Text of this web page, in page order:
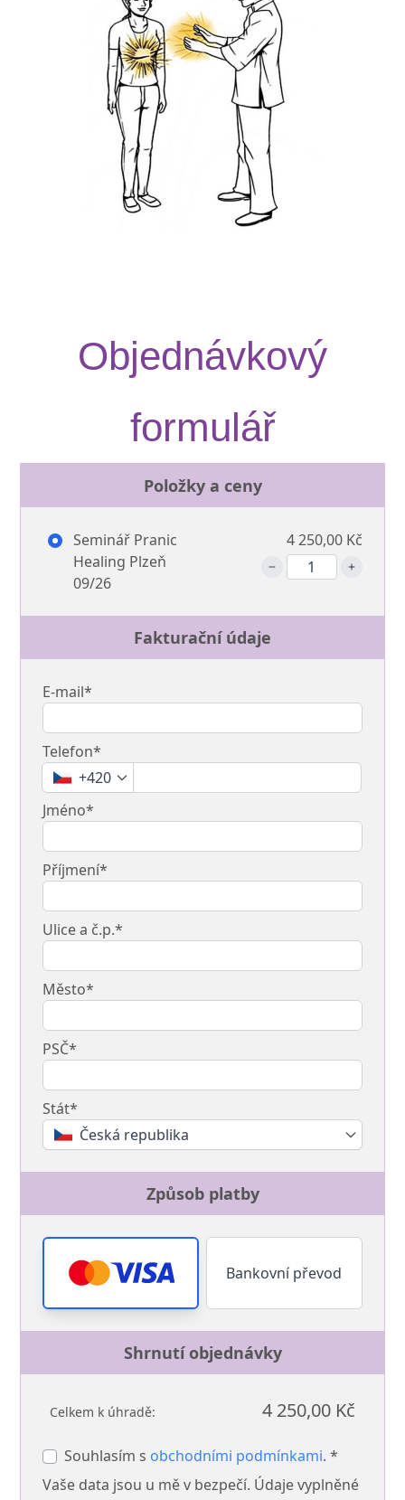
Objednávkový
formulář
Položky a ceny
Seminář Pranic
Healing Plzeň
09/26
4 250,00 Kč
Fakturační údaje
E-mail*
Telefon*
+420
Jméno*
Příjmení*
Ulice a č.p.*
Město*
PSČ*
Stát*
Česká republika
Způsob platby
Bankovní převod
Shrnutí objednávky
Celkem k úhradě: 4 250,00 Kč
Souhlasím s obchodními podmínkami. *
Vaše data jsou u mě v bezpečí. Údaje vyplněné